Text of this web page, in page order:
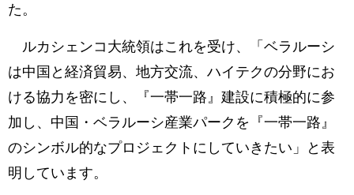
た。
ルカシェンコ大統領はこれを受け、「ベラルーシ
は中国と経済貿易、地方交流、ハイテクの分野にお
ける協力を密にし、『一帯一路』建設に積極的に参
加し、中国・ベラルーシ産業パークを『一帯一路』
のシンボル的なプロジェクトにしていきたい」と表
明しています。